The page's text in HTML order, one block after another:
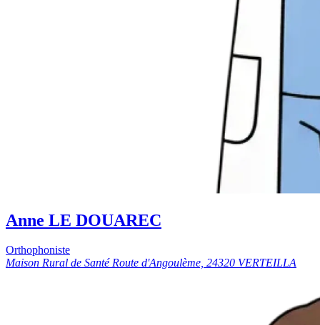
Anne LE DOUAREC
Orthophoniste
Maison Rural de Santé Route d'Angoulème, 24320 VERTEILLA